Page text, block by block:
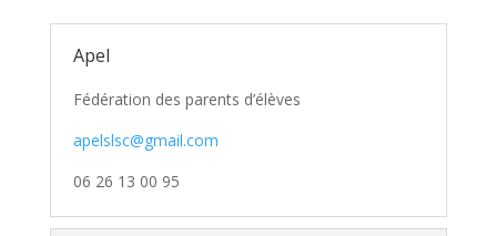
Apel
Fédération des parents d’élèves
apelslsc@gmail.com
06 26 13 00 95